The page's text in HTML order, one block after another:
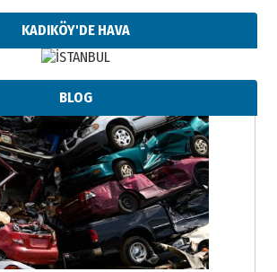
KADIKÖY'DE HAVA
BLOG